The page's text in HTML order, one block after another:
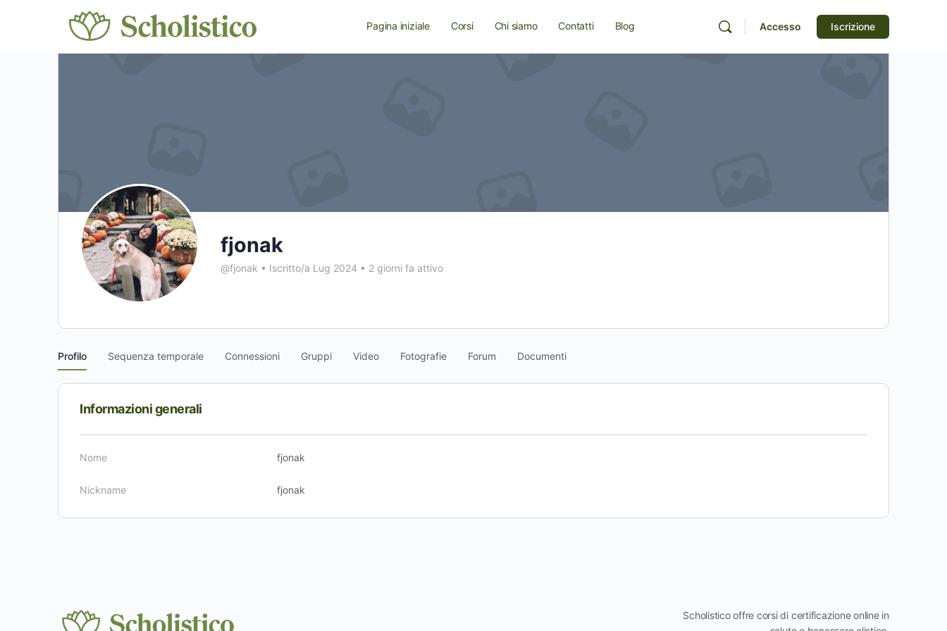
Pagina iniziale Corsi Chi siamo Contatti Blog Accesso Iscrizione
fjonak
@fjonak • Iscritto/a Lug 2024 • 2 giorni fa attivo
Profilo Sequenza temporale Connessioni Gruppi Video Fotografie Forum Documenti
Informazioni generali
Nome fjonak
Nickname fjonak
Scholistico offre corsi di certificazione online in